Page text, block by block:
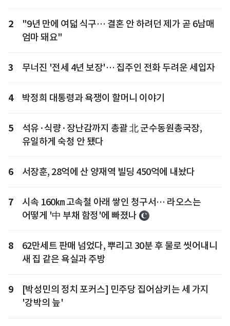
2
"9년 만에 여덟 식구… 결혼 안 하려던 제가 곧 6남매
엄마 돼요"
3 무너진 '전세 4년 보장'… 집주인 전화 두려운 세입자
4 박정희 대통령과 욕쟁이 할머니 이야기
5
석유·식량·장난감까지 총괄 北 군수동원총국장,
유일하게 숙청 안 됐다
6 서장훈, 28억에 산 양재역 빌딩 450억에 내놨다
7
시속 160㎞ 고속철 아래 쌓인 청구서… 라오스는
어떻게 '中 부채 함정'에 빠졌나
8
62만세트 판매 넘었다, 뿌리고 30분 후 물로 씻어내니
새 집 같은 욕실과 주방
9
[박성민의 정치 포커스] 민주당 집어삼키는 세 가지
'강박의 늪'